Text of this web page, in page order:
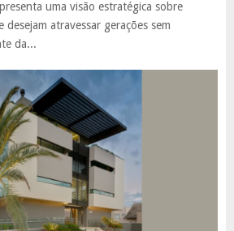
uma visão estratégica sobre
desejam atravessar gerações sem
da...